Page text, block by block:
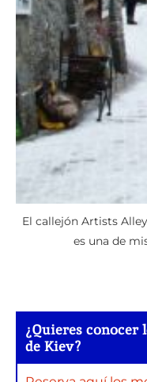
El callejón Artists
es una de
¿Quieres conocer
de Kiev?